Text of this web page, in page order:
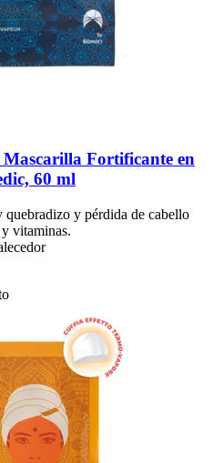
Mascarilla Fortificante en
60 ml
quebradizo y pérdida de cabello
vitaminas.